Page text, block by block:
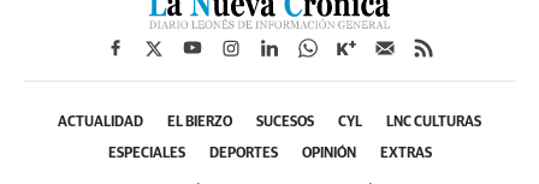
ACTUALIDAD EL BIERZO SUCESOS CYL LNC CULTURAS
ESPECIALES DEPORTES OPINIÓN EXTRAS